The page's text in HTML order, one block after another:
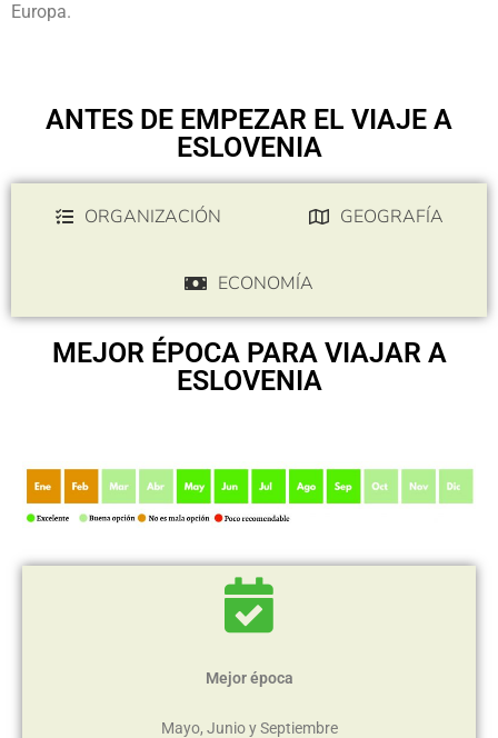
Europa.
ANTES DE EMPEZAR EL VIAJE A
ESLOVENIA
ORGANIZACIÓN GEOGRAFÍA
ECONOMÍA
MEJOR ÉPOCA PARA VIAJAR A
ESLOVENIA
Mejor época
Mayo, Junio y Septiembre